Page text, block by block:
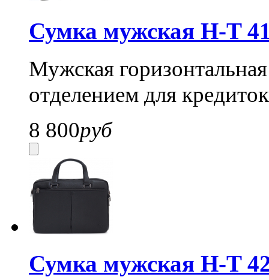
Сумка мужская H-T
Мужская
отделением для кредиток
8 800руб
Сумка мужская H-T